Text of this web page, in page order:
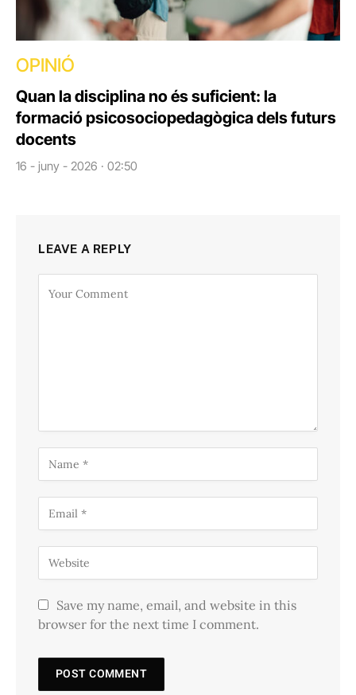
OPINIÓ
Quan la disciplina no és suficient: la
formació psicosociopedagògica dels futurs
docents
16 - juny - 2026 · 02:50
LEAVE A REPLY
Save my name, email, and website in this
browser for the next time I comment.